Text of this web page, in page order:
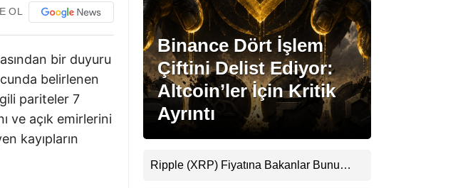
Facebook
Instagram
OL
bir duyuru
belirlenen
pariteler 7
ve açık emirlerini
kayıpların
Binance Dört İşlem
Çiftini Delist Ediyor:
Altcoin’ler İçin Kritik
Ayrıntı
Ripple (XRP) Fiyatına Bakanlar Bunu